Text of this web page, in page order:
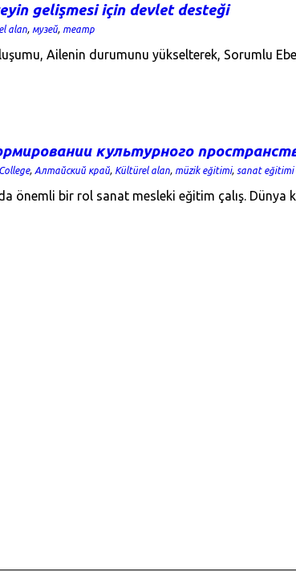
gelişmesi için devlet desteği
alan, музей, театр
Ailenin durumunu yükselterek, Sorumlu
культурного
, Алтайский край, Kültürel alan, müzik eğitimi, sanat eğitimi
önemli bir rol sanat mesleki eğitim çalış.